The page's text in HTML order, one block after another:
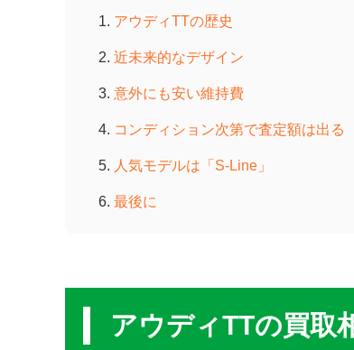
アウディTTの歴史
近未来的なデザイン
意外にも安い維持費
コンディション次第で査定額は出る
人気モデルは「S-Line」
最後に
アウディTTの買取